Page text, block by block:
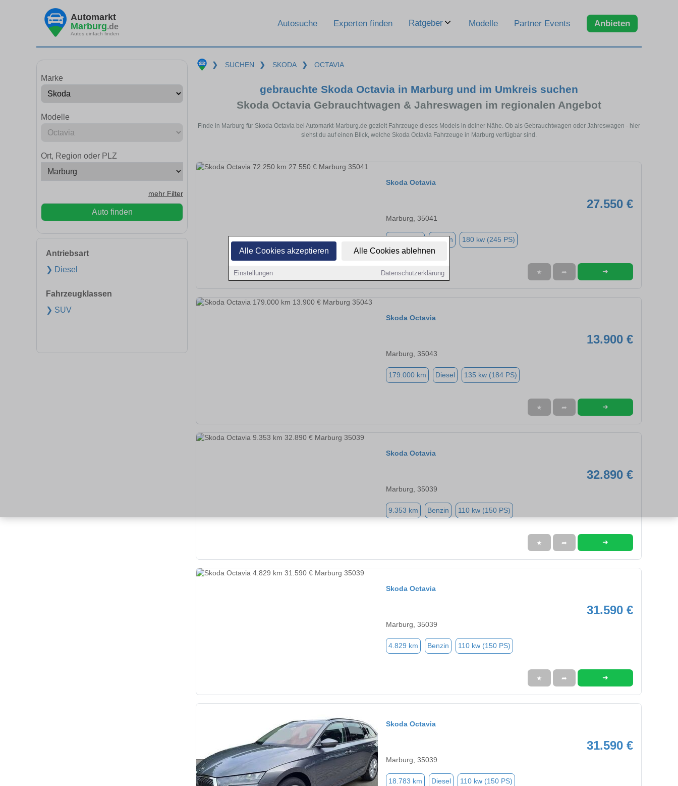
Alle Cookies akzeptieren Alle Cookies ablehnen
Einstellungen Datenschutzerklärung
Automarkt
Marburg.de
Autos einfach finden
Autosuche Experten finden Ratgeber Modelle Partner Events Anbieten
Marke
Modelle
Ort, Region oder PLZ
mehr Filter
Auto finden
Antriebsart
❯ Diesel
Fahrzeugklassen
❯ SUV
❯ SUCHEN ❯ SKODA ❯ OCTAVIA
gebrauchte Skoda Octavia in Marburg und im Umkreis suchen
Skoda Octavia Gebrauchtwagen & Jahreswagen im regionalen Angebot
Finde in Marburg für Skoda Octavia bei Automarkt-Marburg.de gezielt Fahrzeuge dieses Models in deiner Nähe. Ob als Gebrauchtwagen oder Jahreswagen - hier
siehst du auf einen Blick, welche Skoda Octavia Fahrzeuge in Marburg verfügbar sind.
Skoda Octavia
27.550 €
Marburg, 35041
Benzin 180 kw (245 PS)
★ ➦ ➜
Skoda Octavia
13.900 €
Marburg, 35043
179.000 km Diesel 135 kw (184 PS)
★ ➦ ➜
Skoda Octavia
32.890 €
Marburg, 35039
9.353 km Benzin 110 kw (150 PS)
★ ➦ ➜
Skoda Octavia
31.590 €
Marburg, 35039
4.829 km Benzin 110 kw (150 PS)
★ ➦ ➜
Skoda Octavia
31.590 €
Marburg, 35039
18.783 km Diesel 110 kw (150 PS)